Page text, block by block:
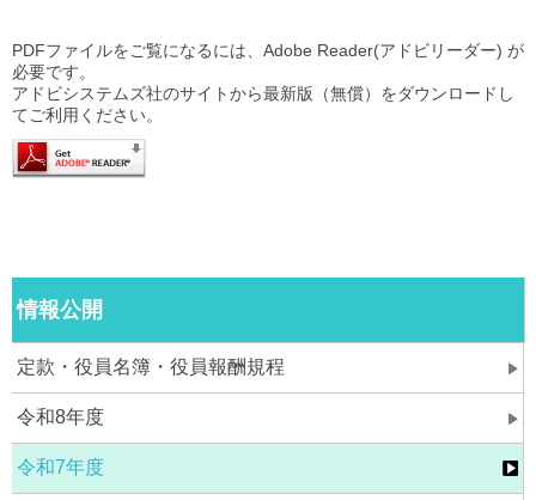
PDFファイルをご覧になるには、Adobe Reader(アドビリーダー) が
必要です。
アドビシステムズ社のサイトから最新版（無償）をダウンロードし
てご利用ください。
情報公開
定款・役員名簿・役員報酬規程
令和8年度
令和7年度